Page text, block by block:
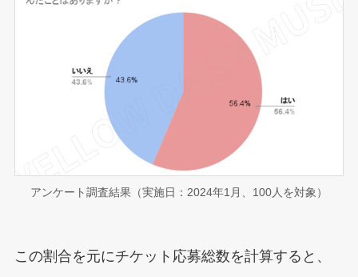
アンケート調査結果（実施日：2024年1月、100人を対象）
この割合を元にチケット応募総数を計算すると、